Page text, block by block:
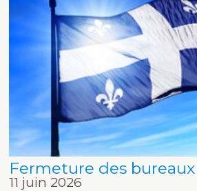
Fermeture des
11 juin 2026